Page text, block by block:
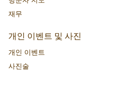
재무
개인 이벤트 및 사진
개인 이벤트
사진술